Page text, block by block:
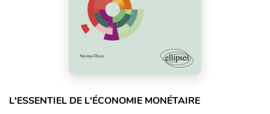
L'ESSENTIEL DE L'ÉCONOMIE MONÉTAIRE